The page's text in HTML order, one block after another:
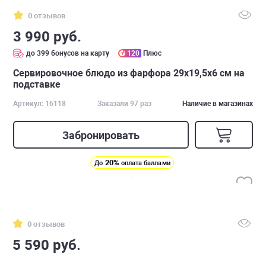
0 отзывов
3 990 руб.
до 399 бонусов на карту 120 Плюс
Cервировочное блюдо из фарфора 29х19,5х6 см на
подставке
Артикул: 16118 Заказали 97 раз Наличие в магазинах
Забронировать
До 20% оплата баллами
0 отзывов
5 590 руб.